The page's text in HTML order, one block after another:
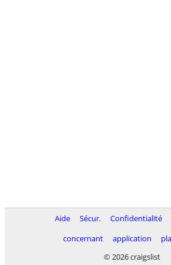
Aide Sécur. Confidentialité
concernant
application
© 2026 craigslist